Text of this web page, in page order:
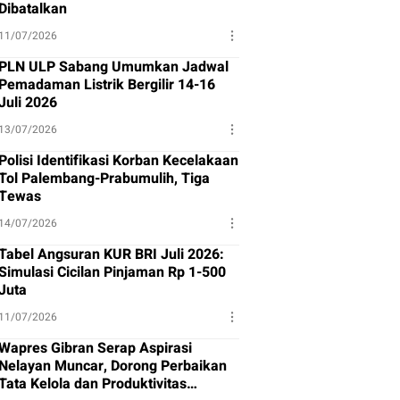
Dibatalkan
11/07/2026
PLN ULP Sabang Umumkan Jadwal
Pemadaman Listrik Bergilir 14-16
2026
13/07/2026
Polisi Identifikasi Korban Kecelakaan
Palembang-Prabumulih, Tiga
14/07/2026
Angsuran KUR BRI Juli 2026:
Cicilan Pinjaman Rp 1-500
11/07/2026
Gibran Serap Aspirasi
Nelayan Muncar, Dorong Perbaikan
Kelola dan Produktivitas